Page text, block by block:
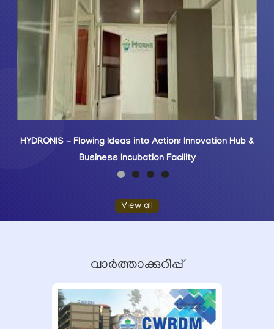
Chief Minister's visit at CWRDM on 15-02-2025
View all
വാർത്താക്കുറിപ്പ്